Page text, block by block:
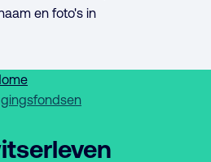
en foto's in